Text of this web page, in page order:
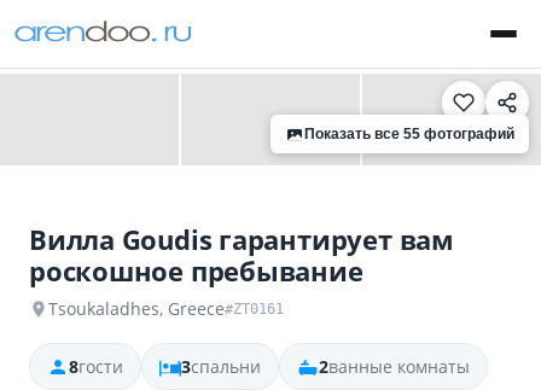
‹ ›
Показать все 55 фотографий
Вилла Goudis гарантирует вам
роскошное пребывание
Tsoukaladhes, Greece#ZT0161
8гости 3спальни 2ванные комнаты